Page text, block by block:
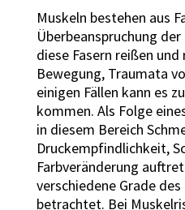
Muskeln bestehen aus
Überbeanspruchung
diese Fasern reißen
Bewegung, Traumata
einigen Fällen kann es
kommen. Als Folge
in diesem Bereich
Druckempfindlichkeit,
Farbveränderung
verschiedene Grade
betrachtet. Bei